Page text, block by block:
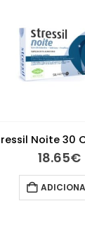
18.65€